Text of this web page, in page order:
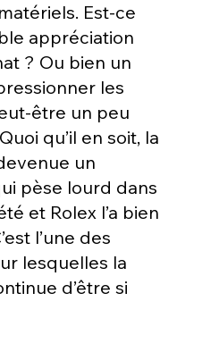
Est-ce
appréciation
? Ou bien un
les
être un peu
qu’il en soit, la
un
pèse lourd dans
et Rolex l’a bien
l’une des
lesquelles la
d’être si